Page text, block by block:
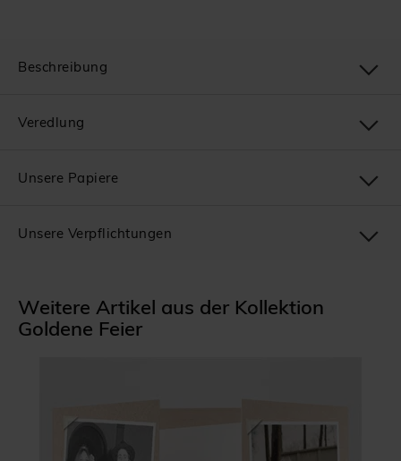
Weitere Artikel aus der Kollektion
Goldene Feier
Beschreibung
Veredlung
Unsere Papiere
Unsere Verpflichtungen